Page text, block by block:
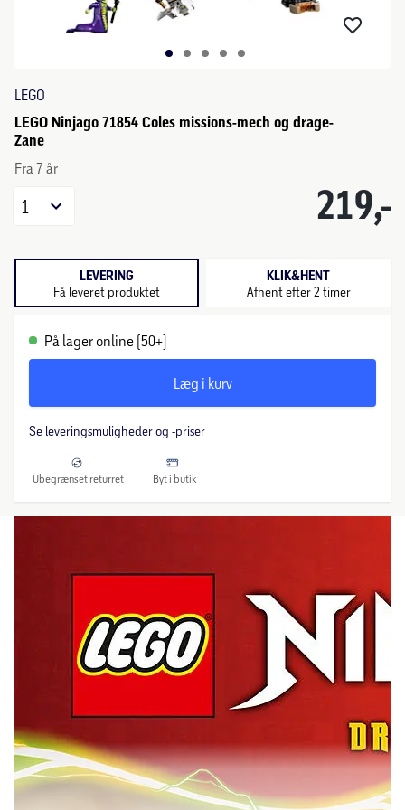
LEGO
LEGO Ninjago 71854 Coles missions-mech og drage-
Zane
Fra 7 år
219,-
1
LEVERING
Få leveret produktet
KLIK&HENT
Afhent efter 2 timer
På lager online (50+)
Læg i kurv
Se leveringsmuligheder og -priser
Ubegrænset returret Byt i butik